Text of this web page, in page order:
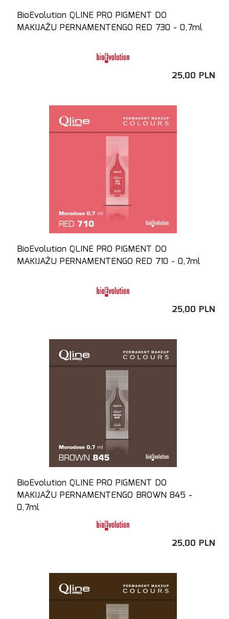
BioEvolution QLINE PRO PIGMENT DO
MAKIJAŻU PERNAMENTENGO RED 730 - 0,7ml
25,00 PLN
BioEvolution QLINE PRO PIGMENT DO
MAKIJAŻU PERNAMENTENGO RED 710 - 0,7ml
25,00 PLN
BioEvolution QLINE PRO PIGMENT DO
MAKIJAŻU PERNAMENTENGO BROWN 845 -
0,7ml
25,00 PLN